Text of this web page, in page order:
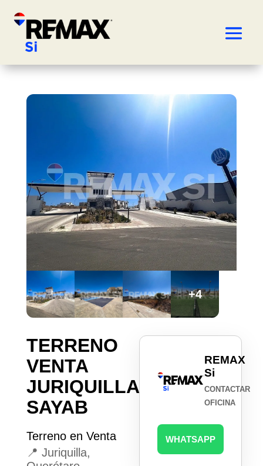
+4
TERRENO
VENTA
JURIQUILLA
SAYAB
Terreno en Venta
📍 Juriquilla,
REMAX
Si
CONTACTAR
OFICINA
WHATSAPP